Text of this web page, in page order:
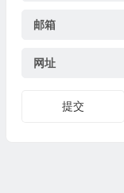
邮箱
网址
提交